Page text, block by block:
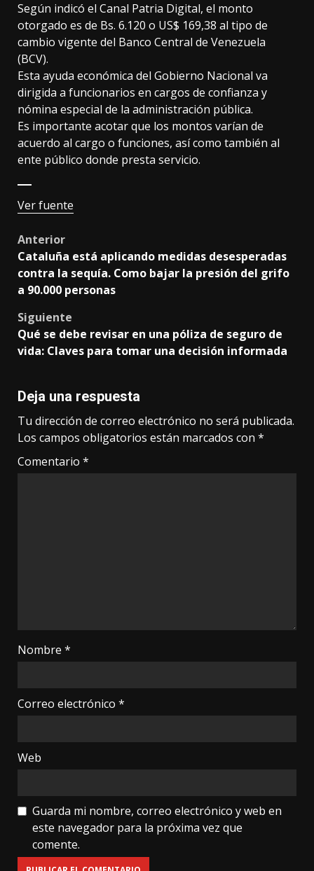
Según indicó el Canal Patria Digital, el monto
otorgado es de Bs. 6.120 o US$ 169,38 al tipo de
cambio vigente del Banco Central de Venezuela
(BCV).
Esta ayuda económica del Gobierno Nacional va
dirigida a funcionarios en cargos de confianza y
nómina especial de la administración pública.
Es importante acotar que los montos varían de
acuerdo al cargo o funciones, así como también al
ente público donde presta servicio.
Ver fuente
Post
navigation
Anterior
Cataluña está aplicando medidas desesperadas
contra la sequía. Como bajar la presión del grifo
a 90.000 personas
Siguiente
Qué se debe revisar en una póliza de seguro de
vida: Claves para tomar una decisión informada
Deja una respuesta
Tu dirección de correo electrónico no será publicada.
Los campos obligatorios están marcados con *
Comentario *
Nombre *
Correo electrónico *
Web
Guarda mi nombre, correo electrónico y web en
este navegador para la próxima vez que
comente.